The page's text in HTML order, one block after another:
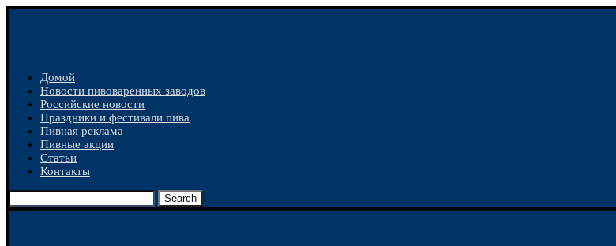
Домой
Новости пивоваренных заводов
Российские новости
Праздники и фестивали пива
Пивная реклама
Пивные акции
Статьи
Контакты
Search